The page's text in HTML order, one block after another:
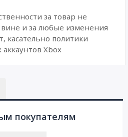
за товар не
и за любые изменения
касательно политики
Xbox
покупателям